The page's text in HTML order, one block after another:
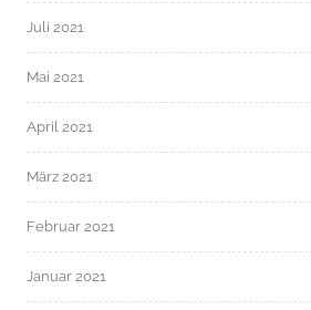
Juli 2021
Mai 2021
April 2021
März 2021
Februar 2021
Januar 2021